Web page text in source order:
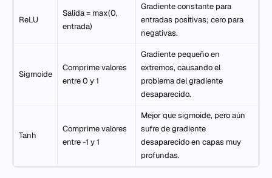
ReLU
Salida = max(0,
entrada)
Gradiente constante para
entradas positivas; cero para
negativas.
Sigmoide
Comprime valores
entre 0 y 1
Gradiente pequeño en
extremos, causando el
problema del gradiente
desaparecido.
Tanh
Comprime valores
entre -1 y 1
Mejor que sigmoide, pero aún
sufre de gradiente
desaparecido en capas muy
profundas.